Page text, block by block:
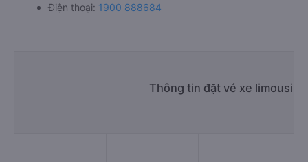
Điện thoại: 1900 888684
Thông tin đặt vé xe